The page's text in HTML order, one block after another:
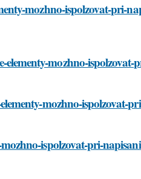
mozhno-ispolzovat-pri-
mozhno-
mozhno-ispolzovat-
ispolzovat-pri-